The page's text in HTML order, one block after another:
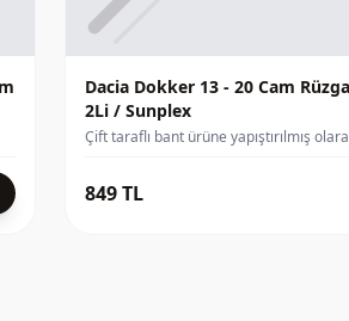
Dacia Dokker 13 - 20 Cam
2Li / Sunplex
Çift taraflı bant ürüne yapıştırılmış
849 TL